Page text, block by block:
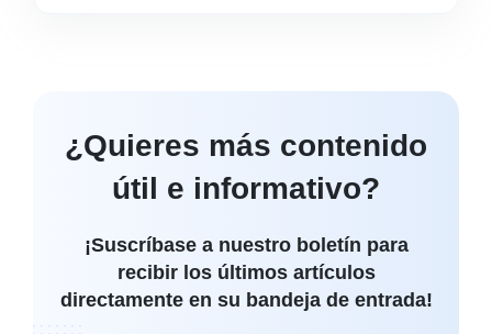
¿Quieres más contenido
útil e informativo?
¡Suscríbase a nuestro boletín para
recibir los últimos artículos
directamente en su bandeja de entrada!